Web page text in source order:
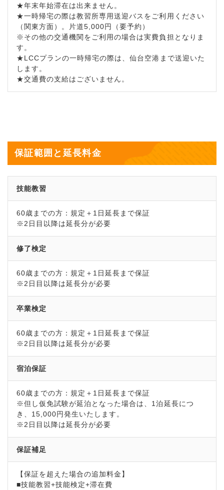
★年末年始滞在は出来ません。
★一時帰宅の際は教習所専用送迎バスをご利用ください
（関東方面）。片道5,000円（要予約）
※その他の交通機関をご利用の場合は実費負担となりま
す。
★LCCプランの一時帰宅の際は、仙台空港まで送迎いた
します。
★交通費の支給はございません。
保証範囲と延長料金
技能教習
60歳までの方：規定＋1日延長まで保証
※2日目以降は延長分が必要
修了検定
60歳までの方：規定＋1日延長まで保証
※2日目以降は延長分が必要
卒業検定
60歳までの方：規定＋1日延長まで保証
※2日目以降は延長分が必要
宿泊保証
60歳までの方：規定＋1日延長まで保証
※但し仮免試験が延泊となった場合は、1泊延長につ
き、15,000円発生いたします。
※2日目以降は延長分が必要
保証補足
【保証を超えた場合の追加料金】
■技能教習+技能検定+滞在費